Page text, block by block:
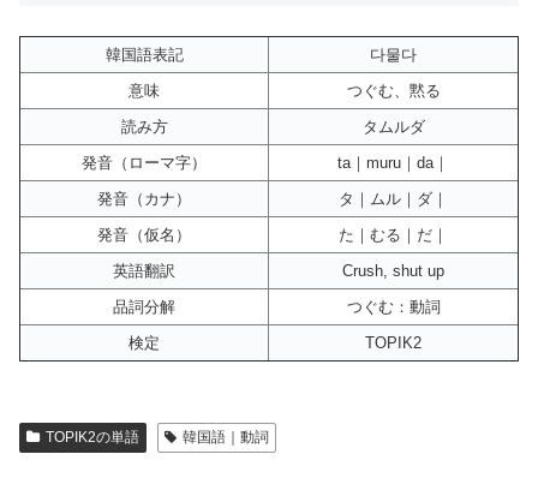
韓国語表記
다물다
意味
つぐむ、黙る
読み方
タムルダ
発音（ローマ字）
ta｜muru｜da｜
発音（カナ）
タ｜ムル｜ダ｜
発音（仮名）
た｜むる｜だ｜
英語翻訳
Crush, shut up
品詞分解
つぐむ：動詞
検定
TOPIK2
TOPIK2の単語 韓国語｜動詞